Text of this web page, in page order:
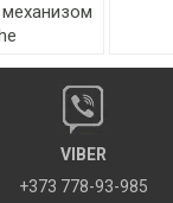
VIBER
+373 778-93-985